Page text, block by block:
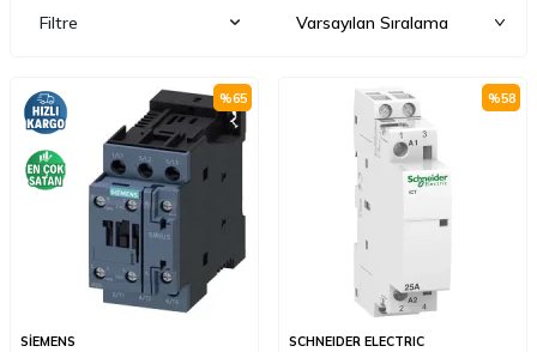
Filtre
%65
SİEMENS
%58
SCHNEIDER ELECTRIC